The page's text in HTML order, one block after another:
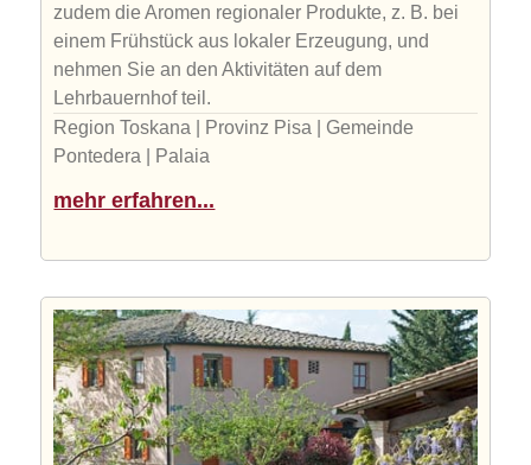
zudem die Aromen regionaler Produkte, z. B. bei
einem Frühstück aus lokaler Erzeugung, und
nehmen Sie an den Aktivitäten auf dem
Lehrbauernhof teil.
Region Toskana | Provinz Pisa | Gemeinde
Pontedera | Palaia
mehr erfahren...